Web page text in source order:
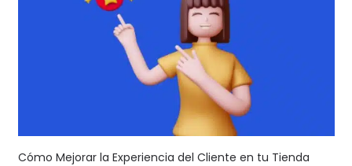
Cómo Mejorar la Experiencia del Cliente en tu Tienda